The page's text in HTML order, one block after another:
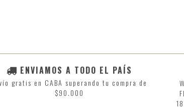
ENVIAMOS A TODO EL PAÍS
gratis en CABA superando tu compra de
$90.000